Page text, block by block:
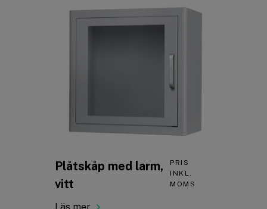
Plåtskåp med larm,
vitt
PRIS
INKL.
MOMS